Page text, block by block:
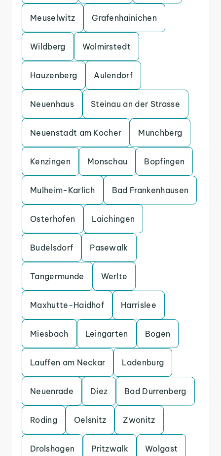
Meuselwitz Grafenhainichen
Wildberg Wolmirstedt
Hauzenberg Aulendorf
Neuenhaus Steinau an der Strasse
Neuenstadt am Kocher Munchberg
Kenzingen Monschau Bopfingen
Mulheim-Karlich Bad Frankenhausen
Osterhofen Laichingen
Budelsdorf Pasewalk
Tangermunde Werlte
Maxhutte-Haidhof Harrislee
Miesbach Leingarten Bogen
Lauffen am Neckar Ladenburg
Neuenrade Diez Bad Durrenberg
Roding Oelsnitz Zwonitz
Drolshagen Pritzwalk Wolgast